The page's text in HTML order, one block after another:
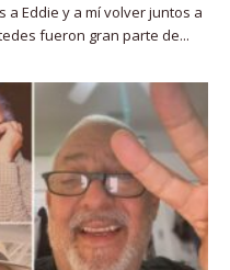
a Eddie y a mí volver juntos a
fueron gran parte de...